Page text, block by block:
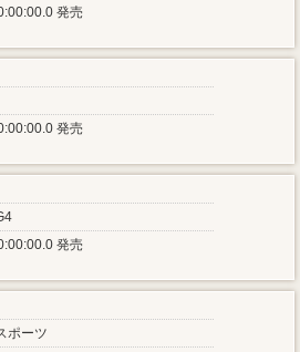
発売
発売
発売
ポーツ